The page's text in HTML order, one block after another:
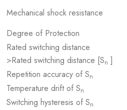
Mechanical shock resistance
Degree of Protection
Rated switching distance
>Rated switching distance [Sn ]
Repetition accuracy of Sn
Temperature drift of Sn
Switching hysteresis of Sn